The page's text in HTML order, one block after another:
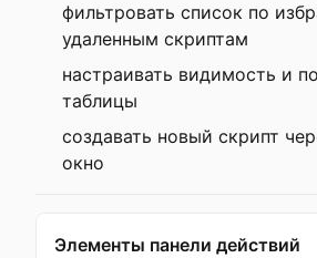
фильтровать список по
удаленным скриптам
настраивать видимость и
таблицы
создавать новый скрипт
окно
Элементы панели действий